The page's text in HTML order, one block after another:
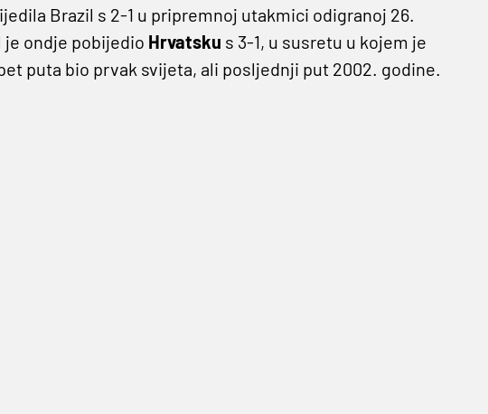
Brazil s 2-1 u pripremnoj utakmici odigranoj 26.
je ondje pobijedio Hrvatsku s 3-1, u susretu u kojem je
puta bio prvak svijeta, ali posljednji put 2002. godine.